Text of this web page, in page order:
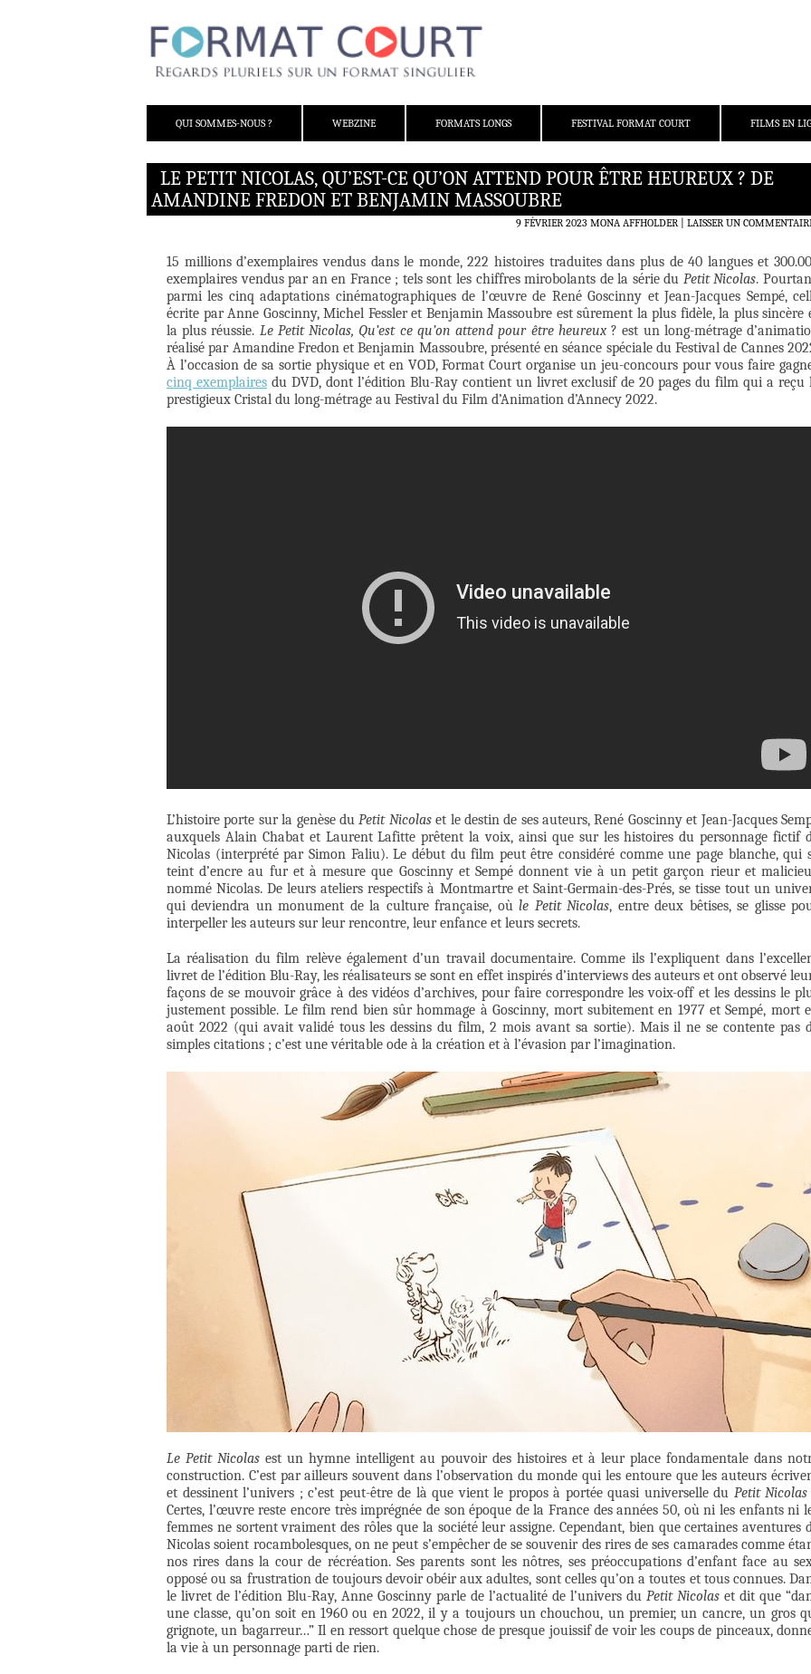
QUI SOMMES-NOUS ?
WEBZINE FORMATS LONGS FESTIVAL FORMAT COURT FILMS EN
LE PETIT NICOLAS, QU’EST-CE QU’ON ATTEND POUR ÊTRE HEUREUX ? DE
AMANDINE FREDON ET BENJAMIN MASSOUBRE
9 FÉVRIER 2023 MONA AFFHOLDER LAISSER UN
15 millions d’exemplaires vendus dans le monde, 222 histoires traduites dans plus de 40 langues et
exemplaires vendus par an en France ; tels sont les chiffres mirobolants de la série du Petit Nicolas.
parmi les cinq adaptations cinématographiques de l’œuvre de René Goscinny et Jean-Jacques Sempé,
écrite par Anne Goscinny, Michel Fessler et Benjamin Massoubre est sûrement la plus fidèle, la plus sincère
la plus réussie. Le Petit Nicolas, Qu’est ce qu’on attend pour être heureux? est un long-métrage
réalisé par Amandine Fredon et Benjamin Massoubre, présenté en séance spéciale du Festival de Cannes
À l’occasion de sa sortie physique et en VOD, Format Court organise un jeu-concours pour vous faire
cinq exemplairesdu DVD, dont l’édition Blu-Ray contient un livret exclusif de 20 pages du film qui a reçu
prestigieux Cristal du long-métrage au Festival du Film d’Animation d’Annecy 2022.
L’histoire porte sur la genèse duPetit Nicolaset le destin de ses auteurs, René Goscinny et Jean-Jacques
auxquels Alain Chabat et Laurent Lafitte prêtent la voix, ainsi que sur les histoires du personnage fictif
Nicolas (interprété par Simon Faliu). Le début du film peut être considéré comme une page blanche, qui
teint d’encre au fur et à mesure que Goscinny et Sempé donnent vie à un petit garçon rieur et
nommé Nicolas. De leurs ateliers respectifs à Montmartre et Saint-Germain-des-Prés, se tisse tout un
qui deviendra un monument de la culture française, oùle Petit Nicolas, entre deux bêtises, se glisse
interpeller les auteurs sur leur rencontre, leur enfance et leurs secrets.
La réalisation du film relève également d’un travail documentaire. Comme ils l’expliquent dans
livret de l’édition Blu-Ray, les réalisateurs se sont en effet inspirés d’interviews des auteurs et ont observé
façons de se mouvoir grâce à des vidéos d’archives, pour faire correspondre les voix-off et les dessins le
justement possible. Le film rend bien sûr hommage à Goscinny, mort subitement en 1977 et Sempé, mort
août 2022 (qui avait validé tous les dessins du film, 2 mois avant sa sortie). Mais il ne se contente pas
simples citations ; c’est une véritable ode à la création et à l’évasion par l’imagination.
Le Petit Nicolas est un hymne intelligent au pouvoir des histoires et à leur place fondamentale dans
construction. C’est par ailleurs souvent dans l’observation du monde qui les entoure que les auteurs
et dessinent l’univers ; c’est peut-être de là que vient le propos à portée quasi universelle du Petit Nicolas
Certes, l’œuvre reste encore très imprégnée de son époque de la France des années 50, où ni les enfants ni
femmes ne sortent vraiment des rôles que la société leur assigne. Cependant, bien que certaines aventures
Nicolas soient rocambolesques, on ne peut s’empêcher de se souvenir des rires de ses camarades comme
nos rires dans la cour de récréation. Ses parents sont les nôtres, ses préoccupations d’enfant face au
opposé ou sa frustration de toujours devoir obéir aux adultes, sont celles qu’on a toutes et tous connues.
le livret de l’édition Blu-Ray, Anne Goscinny parle de l’actualité de l’univers du Petit Nicolas et dit que
une classe, qu’on soit en 1960 ou en 2022, il y a toujours un chouchou, un premier, un cancre, un gros
grignote, un bagarreur…” Il en ressort quelque chose de presque jouissif de voir les coups de pinceaux,
la vie à un personnage parti de rien.